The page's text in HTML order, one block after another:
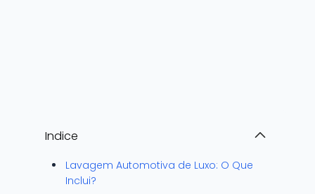
Indice
Lavagem Automotiva de Luxo: O Que
Inclui?